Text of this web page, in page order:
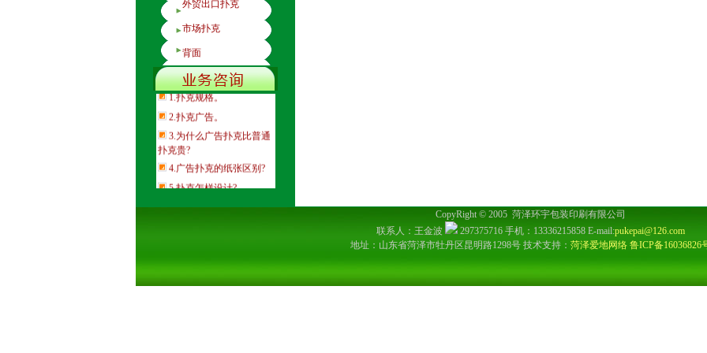
外贸出口扑克
市场扑克
背面